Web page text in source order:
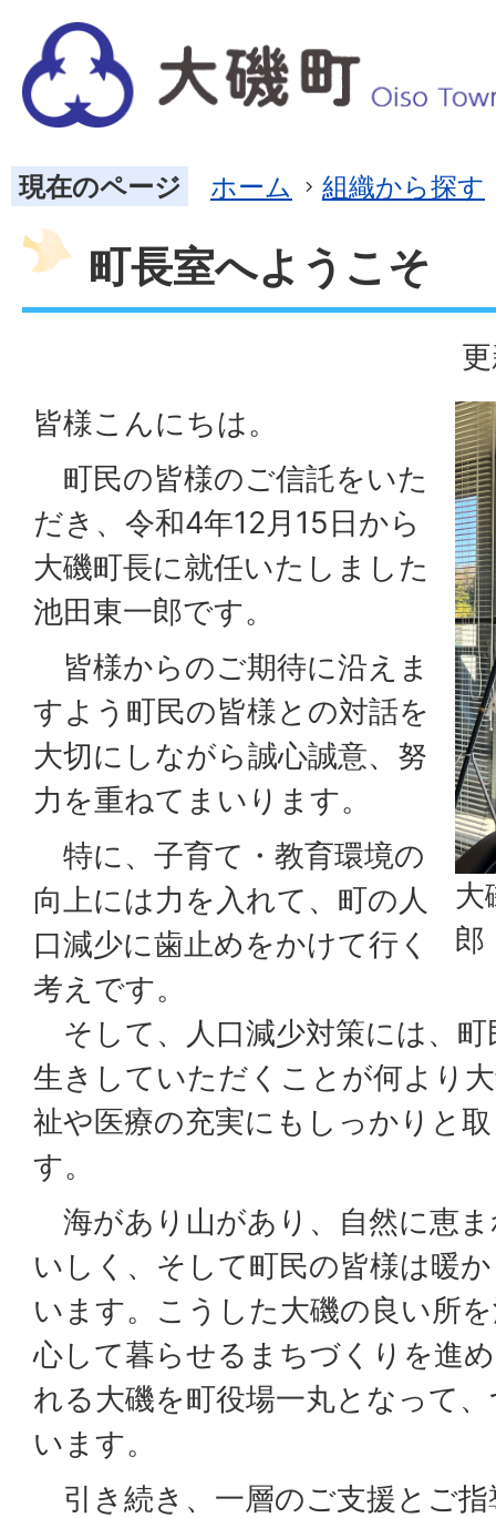
現在のページ ホーム 組織から探す
町長室へようこそ
郎
皆様こんにちは。
町民の皆様のご信託をいた
だき、令和4年12月15日から
大磯町長に就任いたしました
池田東一郎です。
皆様からのご期待に沿えま
すよう町民の皆様との対話を
大切にしながら誠心誠意、努
力を重ねてまいります。
特に、子育て・教育環境の
向上には力を入れて、町の人
口減少に歯止めをかけて行く
考えです。
そして、人口減少対策には、
生きしていただくことが何より
祉や医療の充実にもしっかりと
す。
海があり山があり、自然に恵
いしく、そして町民の皆様は暖
います。こうした大磯の良い所
心して暮らせるまちづくりを進
れる大磯を町役場一丸となって
います。
引き続き、一層のご支援とご